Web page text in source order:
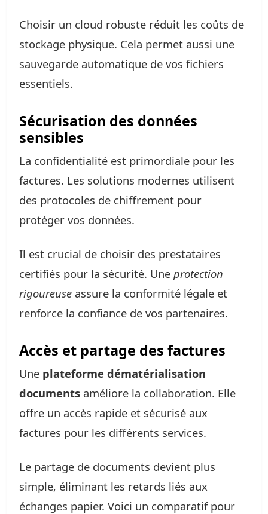
Choisir un cloud robuste réduit les coûts de
stockage physique. Cela permet aussi une
sauvegarde automatique de vos fichiers
essentiels.
Sécurisation des données
sensibles
La confidentialité est primordiale pour les
factures. Les solutions modernes utilisent
des protocoles de chiffrement pour
protéger vos données.
Il est crucial de choisir des prestataires
certifiés pour la sécurité. Une protection
rigoureuse assure la conformité légale et
renforce la confiance de vos partenaires.
Accès et partage des factures
Une plateforme dématérialisation
documents améliore la collaboration. Elle
offre un accès rapide et sécurisé aux
factures pour les différents services.
Le partage de documents devient plus
simple, éliminant les retards liés aux
échanges papier. Voici un comparatif pour